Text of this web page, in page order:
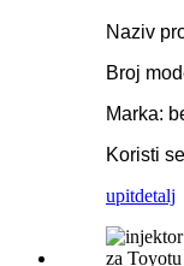
Naziv
Broj
Marka:
Koristi
upitdetalj